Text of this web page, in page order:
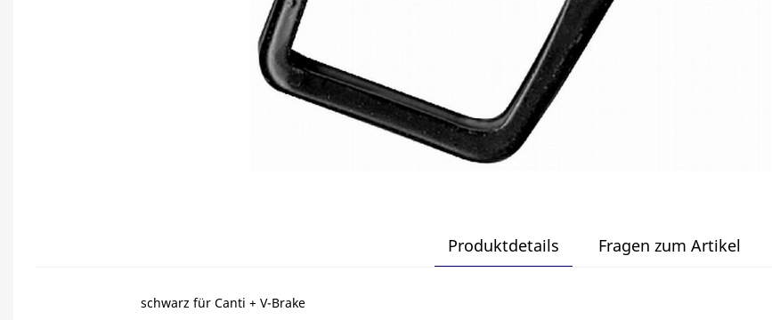
Produktdetails Fragen zum Artikel
schwarz für Canti + V-Brake